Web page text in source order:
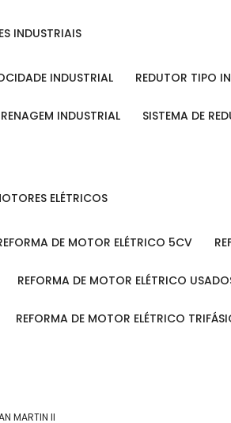
INDUSTRIAIS
INDUSTRIAL REDUTOR TIPO
INDUSTRIAL SISTEMA DE
ELÉTRICOS
REFORMA DE MOTOR ELÉTRICO 5CV
REFORMA DE MOTOR ELÉTRICO
REFORMA DE MOTOR ELÉTRICO
MARTIN II